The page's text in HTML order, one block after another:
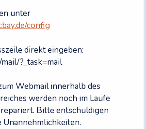
unter
config
direkt eingeben:
mail/?_task=mail
Webmail innerhalb des
werden noch im Laufe
repariert. Bitte entschuldigen
Unannehmlichkeiten.